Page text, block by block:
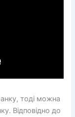
тоді можна
Відповідно до